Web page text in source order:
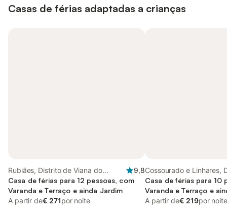
Casas de férias adaptadas a crianças
Rubiães, Distrito de Viana do
Castelo
9,8
Casa de férias para 12 pessoas, com
Varanda e Terraço e ainda Jardim
A partir de€ 271por noite
Cossourado e Linhares,
Viana do Castelo
Casa de férias para 10
Varanda e Terraço e
Piscina
A partir de€ 219por noite